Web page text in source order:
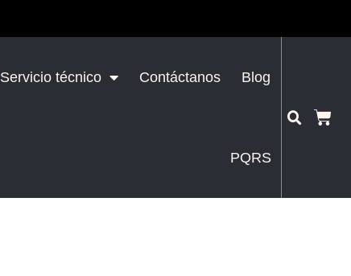
Servicio técnico Contáctanos Blog
PQRS